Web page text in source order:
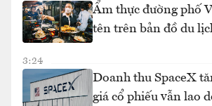
Ẩm thực đường phố
tên trên bản đồ du
3:24
Doanh thu SpaceX
giá cổ phiếu vẫn lao